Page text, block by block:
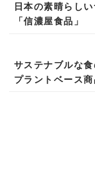
日本の素晴らし
「信濃屋食品」
サステナブルな
プラントベース